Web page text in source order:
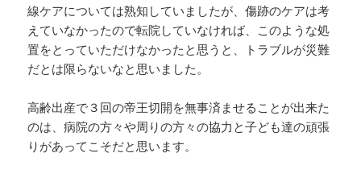
線ケアについては熟知していましたが、傷跡のケアは考
えていなかったので転院していなければ、このような処
置をとっていただけなかったと思うと、トラブルが災難
だとは限らないなと思いました。
高齢出産で３回の帝王切開を無事済ませることが出来た
のは、病院の方々や周りの方々の協力と子ども達の頑張
りがあってこそだと思います。